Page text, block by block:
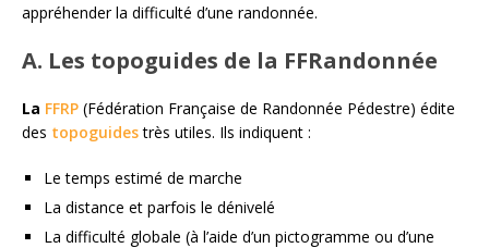
appréhender la difficulté d’une randonnée.
A. Les topoguides de la FFRandonnée
La FFRP (Fédération Française de Randonnée Pédestre) édite
des topoguidestrès utiles. Ils indiquent :
Le temps estimé de marche
La distance et parfois le dénivelé
La difficulté globale (à l’aide d’un pictogramme ou d’une